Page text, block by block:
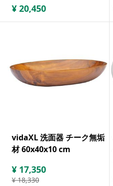
¥ 20,450
vidaXL 洗面器 チーク無垢
材 60x40x10 cm
¥ 17,350
¥ 18,330